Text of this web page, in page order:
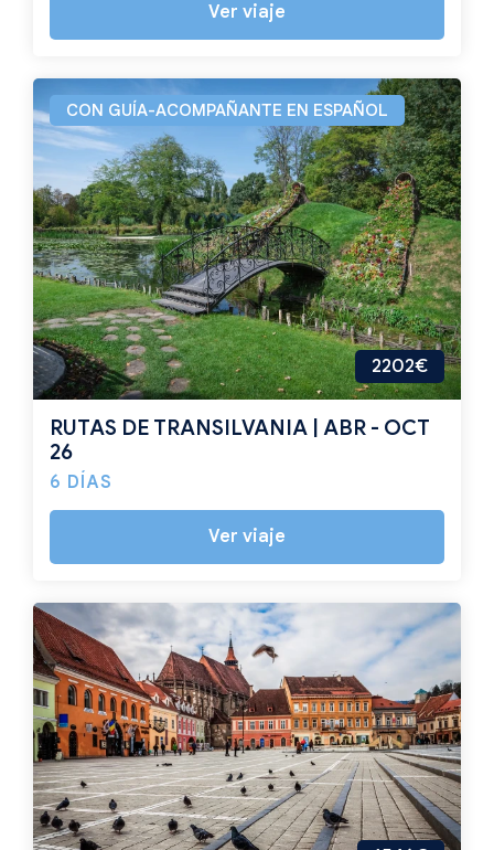
Ver viaje
2202€
CON GUÍA-ACOMPAÑANTE EN ESPAÑOL
RUTAS DE TRANSILVANIA | ABR - OCT
26
6 DÍAS
Ver viaje